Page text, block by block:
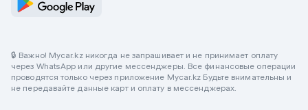
🔒 Важно! Mycar.kz никогда не запрашивает и не принимает оплату
через WhatsApp или другие мессенджеры. Все финансовые операции
проводятся только через приложение Mycar.kz Будьте внимательны и
не передавайте данные карт и оплату в мессенджерах.